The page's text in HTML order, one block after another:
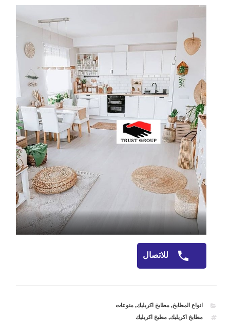
للاتصال
CATEGORIES
انواع المطابخ,مطابخ اكريليك,منوعات
TAGS
مطابخ اكريليك,مطبخ اكريليك